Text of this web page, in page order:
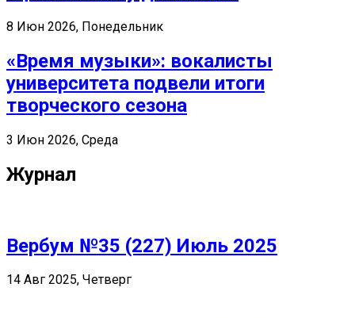
8 Июн 2026, Понедельник
«Время музыки»: вокалисты
университета подвели итоги
творческого сезона
3 Июн 2026, Среда
Журнал
Вербум №35 (227) Июль 2025
14 Авг 2025, Четверг